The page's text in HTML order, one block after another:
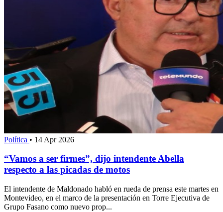
Política • 14 Apr 2026
“Vamos a ser firmes”, dijo intendente Abella
respecto a las picadas de motos
El intendente de Maldonado habló en rueda de prensa este martes en
Montevideo, en el marco de la presentación en Torre Ejecutiva de
Grupo Fasano como nuevo prop...